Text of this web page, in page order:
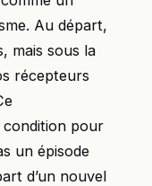
Au départ,
mais sous la
récepteurs
pour
un épisode
d’un nouvel